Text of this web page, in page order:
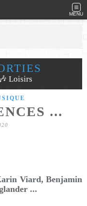
MENU
Loisirs
...
Viard, Benjamin
...